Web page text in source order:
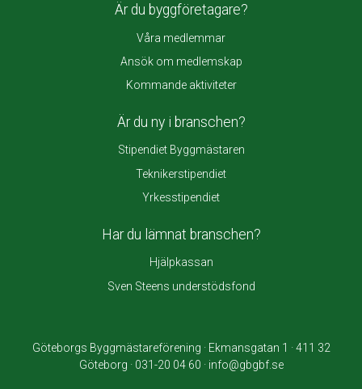
Är du byggföretagare?
Våra medlemmar
Ansök om medlemskap
Kommande aktiviteter
Är du ny i branschen?
Stipendiet Byggmästaren
Teknikerstipendiet
Yrkesstipendiet
Har du lämnat branschen?
Hjälpkassan
Sven Steens understödsfond
Göteborgs Byggmästareförening · Ekmansgatan 1 · 411 32
Göteborg · 031-20 04 60 · info@gbgbf.se